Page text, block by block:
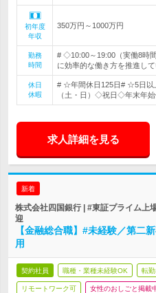
初年度
年収
350万円～1000万円
勤務
時間
# ◇10:00～19:00（実働8時
に効率的な働き方を推進して
休日
休暇
# ☆年間休日125日# ☆5日以
（土・日）◇祝日◇年末年
求人詳細を見る
新着
株式会社四国銀行 | #東証プライム上
迎
【金融総合職】#未経験／第二
用
契約社員 職種・業種未経験OK 転勤
リモートワーク可 女性のおしごと掲載